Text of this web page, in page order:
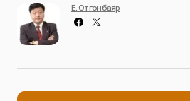
Ё. Отгонбаяр